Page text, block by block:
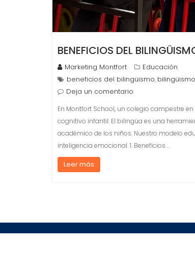
BENEFICIOS DEL
Marketing Montfort
Educación
beneficios del bilingüismo,
Deja un comentario
En Montfort School, un colegio campestre
cognitivo infantil. El bilingüa es una
académico de los niños. Nuestro modelo
inteligencia emocional. 1. Beneficios…
Leer más